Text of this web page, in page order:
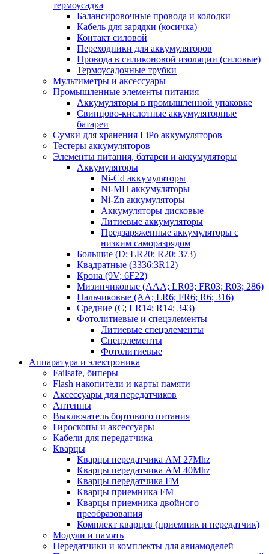
термоусадка
Балансировочные провода и колодки
Кабель для зарядки (косичка)
Контакт силовой
Переходники для аккумуляторов
Провода в силиконовой изоляции (силовые)
Термоусадочные трубки
Мультиметры и аксессуары
Промышленные элементы питания
Аккумуляторы в промышленной упаковке
Свинцово-кислотные аккумуляторные
батареи
Сумки для хранения LiPo аккумуляторов
Тестеры аккумуляторов
Элементы питания, батареи и аккумуляторы
Аккумуляторы
Ni-Cd аккумуляторы
Ni-MH аккумуляторы
Ni-Zn аккумуляторы
Аккумуляторы дисковые
Литиевые аккумуляторы
Предзаряженные аккумуляторы с
низким саморазрядом
Большие (D; LR20; R20; 373)
Квадратные (3336;3R12)
Крона (9V; 6F22)
Мизинчиковые (AAA; LR03; FR03; R03; 286)
Пальчиковые (AA; LR6; FR6; R6; 316)
Средние (C; LR14; R14; 343)
Фотолитиевые и спецэлементы
Литиевые спецэлементы
Спецэлементы
Фотолитиевые
Аппаратура и электроника
Failsafe, биперы
Flash накопители и карты памяти
Аксессуары для передатчиков
Антенны
Выключатель бортового питания
Гироскопы и аксессуары
Кабели для передатчика
Кварцы
Кварцы передатчика AM 27Mhz
Кварцы передатчика AM 40Mhz
Кварцы передатчика FM
Кварцы приемника FM
Кварцы приемника двойного
преобразования
Комплект кварцев (приемник и передатчик)
Модули и память
Передатчики и комплекты для авиамоделей